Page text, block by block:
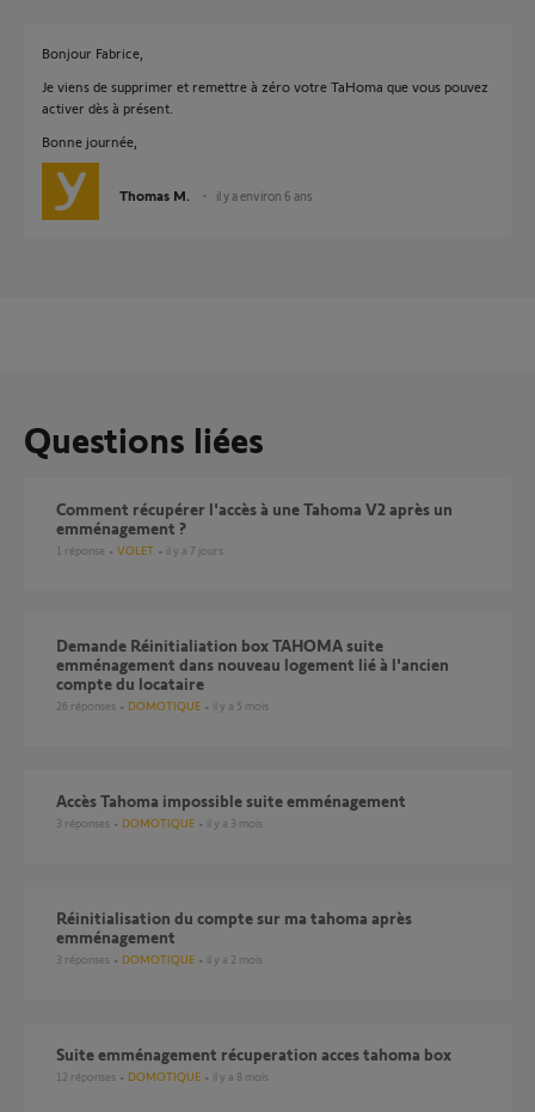
Bonjour Fabrice,
Je viens de supprimer et remettre à zéro votre TaHoma que vous pouvez
activer dès à présent.
Bonne journée,
Thomas M. il y a environ 6 ans
Questions liées
Comment récupérer l'accès à une Tahoma V2 après un
emménagement ?
1 réponse VOLET il y a 7 jours
Demande Réinitialiation box TAHOMA suite
emménagement dans nouveau logement lié à l'ancien
compte du locataire
26 réponses DOMOTIQUE il y a 5 mois
accès Tahoma impossible suite emménagement
3 réponses DOMOTIQUE il y a 3 mois
Réinitialisation du compte sur ma tahoma après
emménagement
3 réponses DOMOTIQUE il y a 2 mois
Suite emménagement récuperation acces tahoma box
12 réponses DOMOTIQUE il y a 8 mois